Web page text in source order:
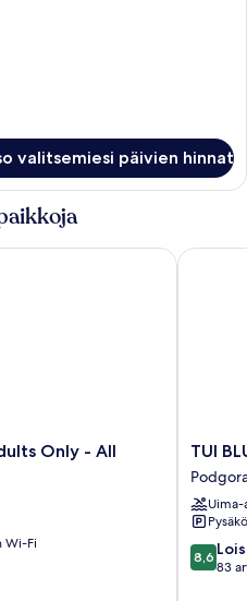
valitsemiesi päivien hinnat
Only - All
Wi-Fi
Only - All Inclusive
TUI
BLUE
-
Adults
Only
Podgora
TUI
Uima-
8.6
kautta
8,6
83
TUI